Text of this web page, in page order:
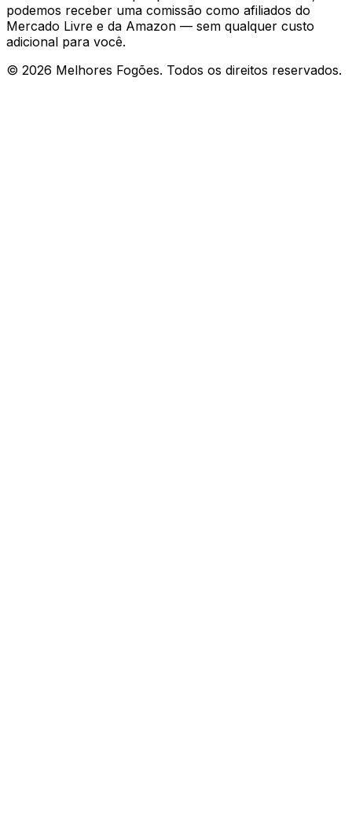
podemos receber uma comissão como afiliados do
Mercado Livre e da Amazon — sem qualquer custo
adicional para você.
© 2026 Melhores Fogões. Todos os direitos reservados.